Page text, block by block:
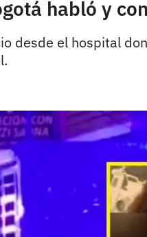
habló y
desde el hospital